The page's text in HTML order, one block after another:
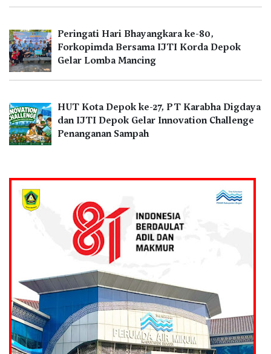
Peringati Hari Bhayangkara ke-80,
Forkopimda Bersama IJTI Korda Depok
Gelar Lomba Mancing
HUT Kota Depok ke-27, PT Karabha Digdaya
dan IJTI Depok Gelar Innovation Challenge
Penanganan Sampah